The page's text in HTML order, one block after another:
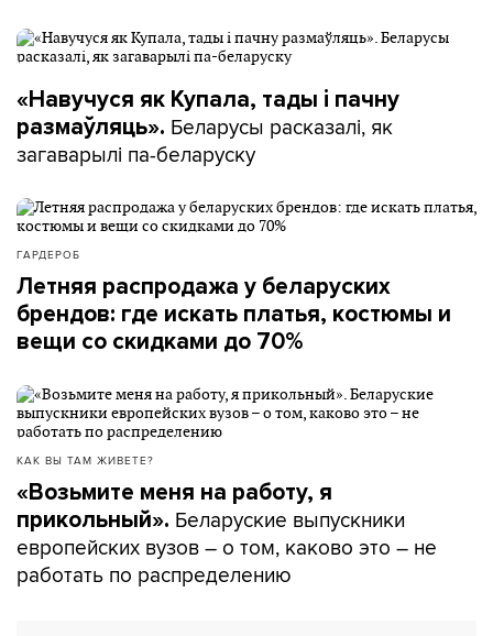
«Навучуся як Купала, тады і пачну
размаўляць». Беларусы расказалі, як
загаварылі па-беларуску
ГАРДЕРОБ
Летняя распродажа у беларуских
брендов: где искать платья, костюмы и
вещи со скидками до 70%
КАК ВЫ ТАМ ЖИВЕТЕ?
«Возьмите меня на работу, я
прикольный». Беларуские выпускники
европейских вузов – о том, каково это – не
работать по распределению